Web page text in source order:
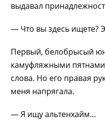
выдавал
— Что вы здесь ищете?
Первый, белобрысый
камуфляжными
слова. Но его правая
меня напрягала.
— Я ищу альтенхайм…